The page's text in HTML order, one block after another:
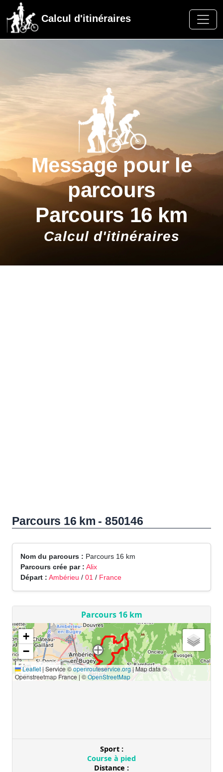
Calcul d'itinéraires
Message pour le
parcours
Parcours 16 km
Calcul d'itinéraires
Parcours 16 km - 850146
Nom du parcours : Parcours 16 km
Parcours crée par : Alix
Départ : Ambérieu / 01 / France